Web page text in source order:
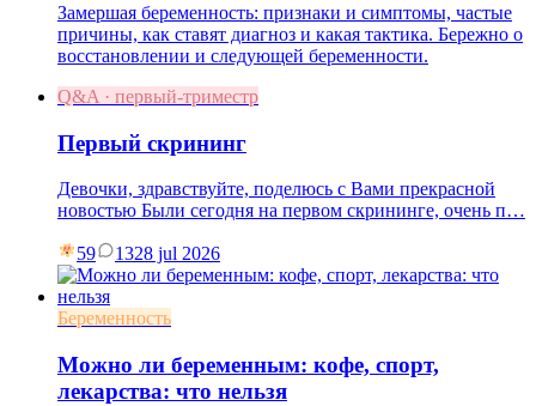
Замершая беременность: признаки и симптомы, частые
причины, как ставят диагноз и какая тактика. Бережно о
восстановлении и следующей беременности.
Q&A · первый-триместр
Первый скрининг
Девочки, здравствуйте, поделюсь с Вами прекрасной
новостью Были сегодня на первом скрининге, очень п…
59 1328 jul 2026
Беременность
Можно ли беременным: кофе, спорт,
лекарства: что нельзя